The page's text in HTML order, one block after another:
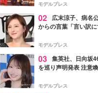
進んで夢を掴みたい」
モデルプレス
02
広末涼子、病名
からの言葉「言い訳
モデルプレス
03 集英社、日向坂
を巡り声明発表 注意
モデルプレス